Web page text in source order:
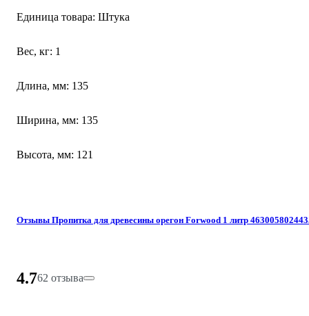
Единица товара: Штука
Вес, кг: 1
Длина, мм: 135
Ширина, мм: 135
Высота, мм: 121
Отзывы Пропитка для древесины орегон Forwood 1 литр
4.762 отзыва